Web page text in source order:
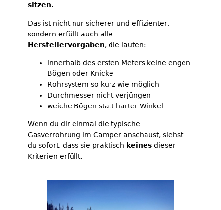
sitzen.
Das ist nicht nur sicherer und effizienter,
sondern erfüllt auch alle
Herstellervorgaben, die lauten:
innerhalb des ersten Meters keine engen
Bögen oder Knicke
Rohrsystem so kurz wie möglich
Durchmesser nicht verjüngen
weiche Bögen statt harter Winkel
Wenn du dir einmal die typische
Gasverrohrung im Camper anschaust, siehst
du sofort, dass sie praktisch keines dieser
Kriterien erfüllt.